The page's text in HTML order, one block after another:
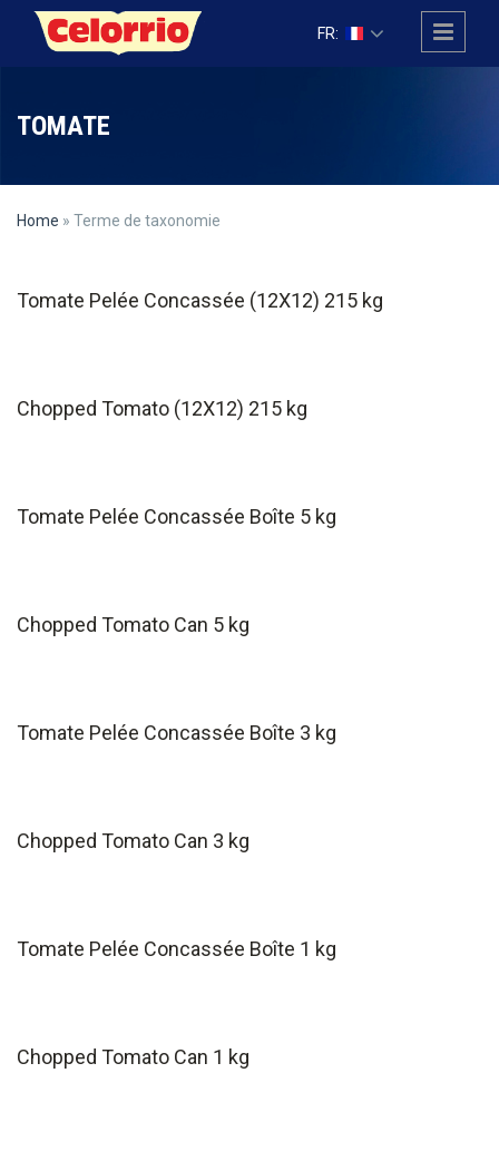
Skip to main content
FR:
TOMATE
Home » Terme de taxonomie
Tomate Pelée Concassée (12X12) 215 kg
Chopped Tomato (12X12) 215 kg
Tomate Pelée Concassée Boîte 5 kg
Chopped Tomato Can 5 kg
Tomate Pelée Concassée Boîte 3 kg
Chopped Tomato Can 3 kg
Tomate Pelée Concassée Boîte 1 kg
Chopped Tomato Can 1 kg